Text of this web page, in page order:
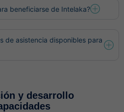
beneficiarse de Intelaka?
de asistencia disponibles para
y desarrollo